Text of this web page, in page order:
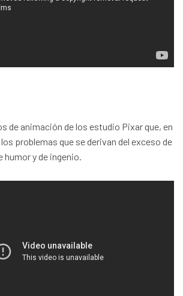
de animación de los estudio Pixar que, en
problemas que se derivan del exceso de
humor y de ingenio.